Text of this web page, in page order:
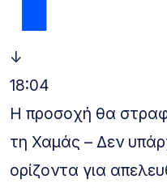
↓
18:04
Η προσοχή θα
τη Χαμάς – Δεν
ορίζοντα για